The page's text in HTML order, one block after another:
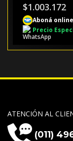
$1.003.172
Aboná
Precio
ATENCIÓN AL
(011)